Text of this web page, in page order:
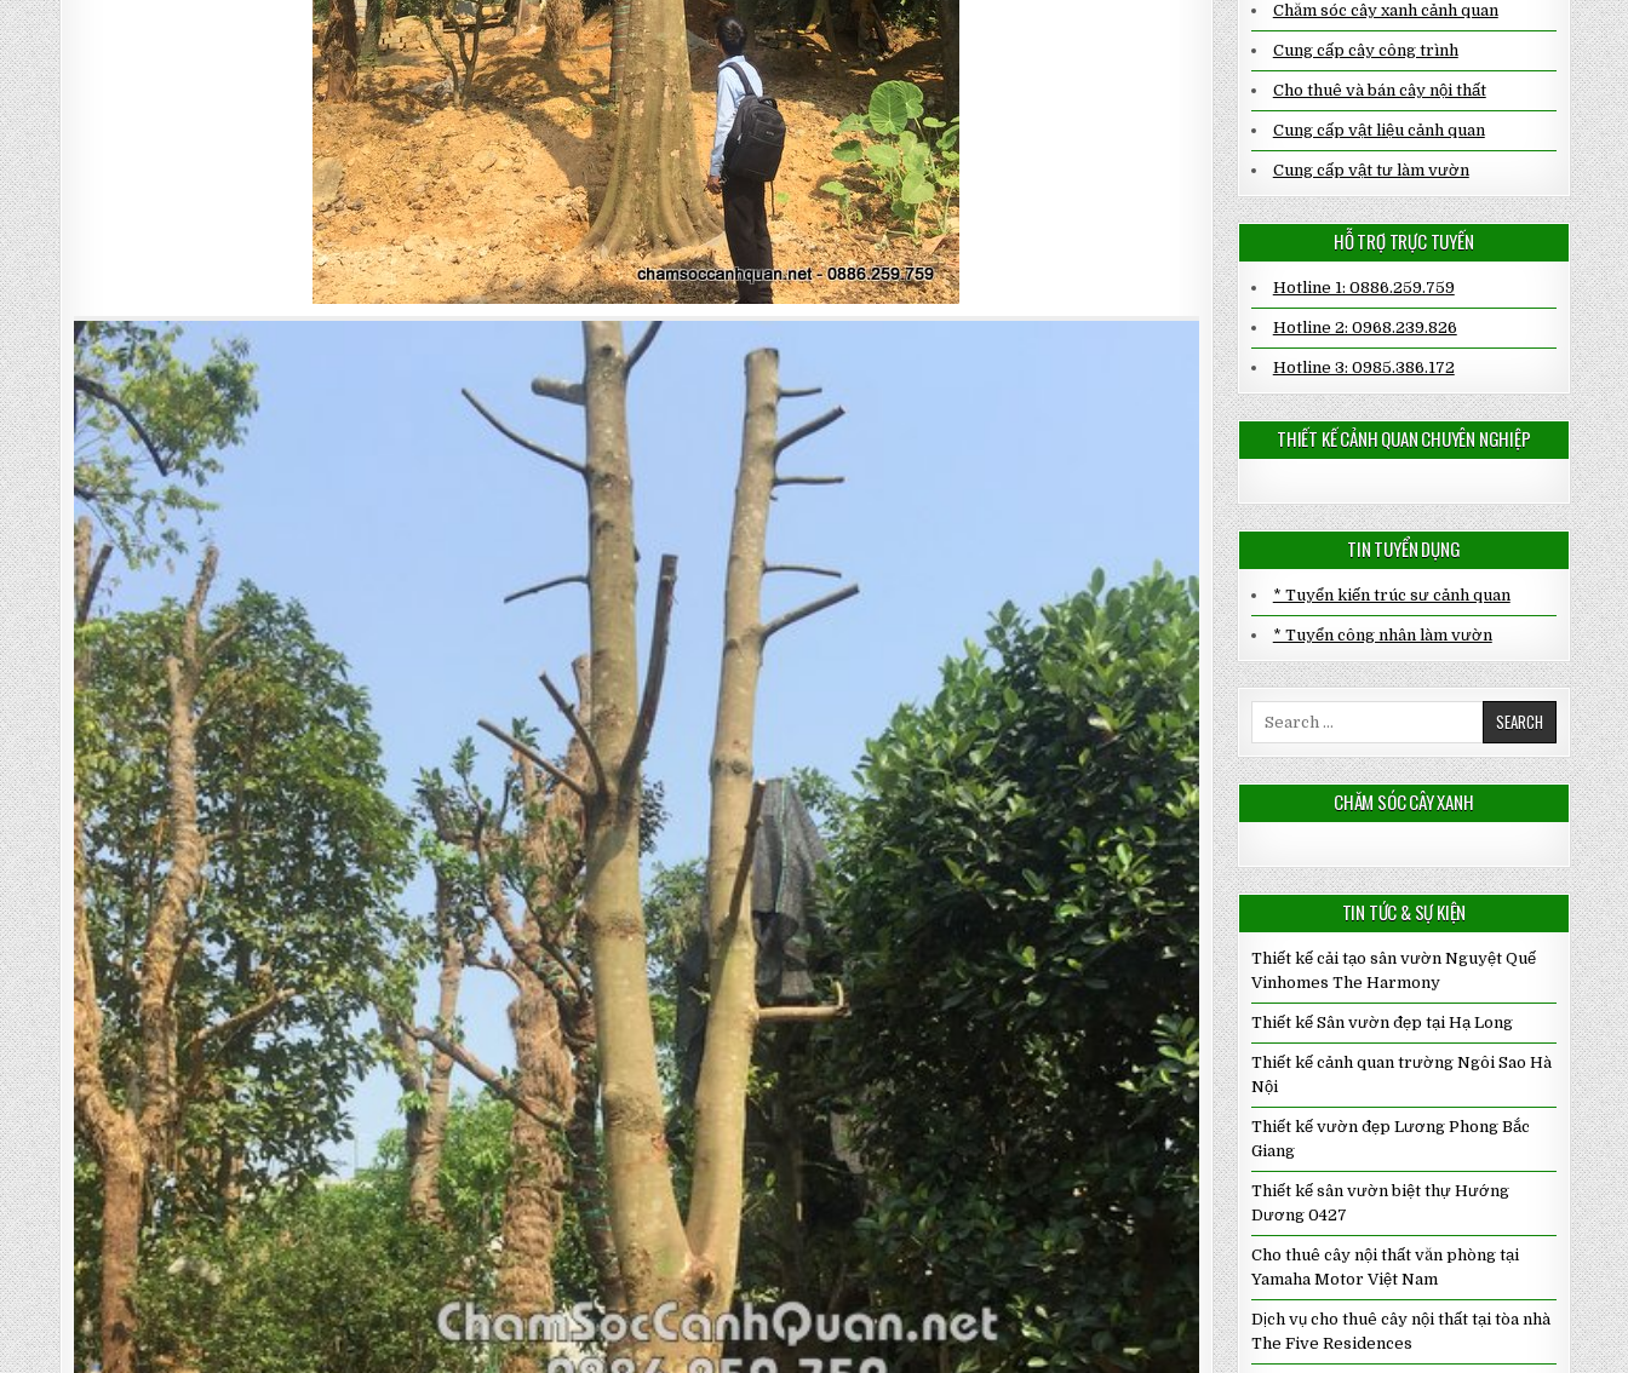
Chăm sóc cây xanh cảnh quan
Cung cấp cây công trình
Cho thuê và bán cây nội thất
Cung cấp vật liệu cảnh quan
Cung cấp vật tư làm vườn
HỖ TRỢ TRỰC TUYẾN
Hotline 1: 0886.259.759
Hotline 2: 0968.239.826
Hotline 3: 0985.386.172
THIẾT KẾ CẢNH QUAN CHUYÊN NGHIỆP
TIN TUYỂN DỤNG
* Tuyển kiến trúc sư cảnh quan
* Tuyển công nhân làm vườn
CHĂM SÓC CÂY XANH
TIN TỨC & SỰ KIỆN
Thiết kế cải tạo sân vườn Nguyệt Quế
Vinhomes The Harmony
Thiết kế Sân vườn đẹp tại Hạ Long
Thiết kế cảnh quan trường Ngôi Sao Hà
Nội
Thiết kế vườn đẹp Lương Phong Bắc
Giang
Thiết kế sân vườn biệt thự Hướng
Dương 0427
Cho thuê cây nội thất văn phòng tại
Yamaha Motor Việt Nam
Dịch vụ cho thuê cây nội thất tại tòa nhà
The Five Residences